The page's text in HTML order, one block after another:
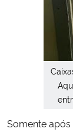
Somente após